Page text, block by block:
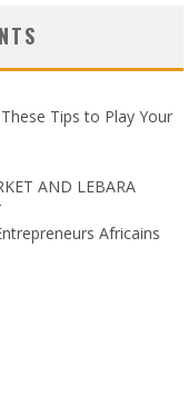
Tips to Play Your
AND LEBARA
Africains